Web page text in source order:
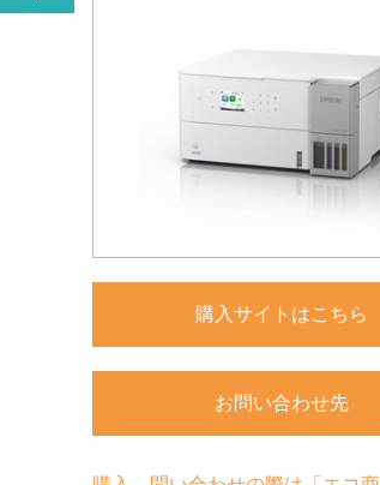
購入サイトはこちら
お問い合わせ先